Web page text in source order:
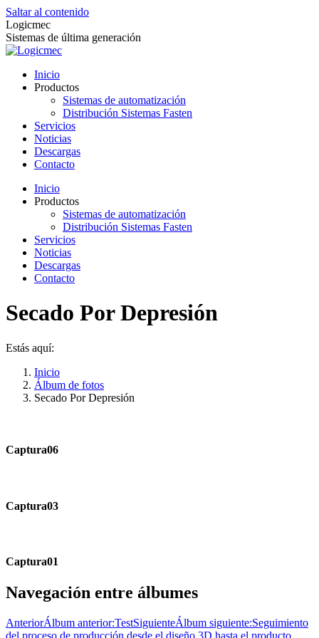
Saltar al contenido
Logicmec
Sistemas de última generación
Inicio
Productos
Sistemas de automatización
Distribución Sistemas Fasten
Servicios
Noticias
Descargas
Contacto
Inicio
Productos
Sistemas de automatización
Distribución Sistemas Fasten
Servicios
Noticias
Descargas
Contacto
Secado Por Depresión
Estás aquí:
Inicio
Álbum de fotos
Secado Por Depresión
Captura06
Captura03
Captura01
Navegación entre álbumes
AnteriorÁlbum anterior:TestSiguienteÁlbum siguiente:Seguimiento